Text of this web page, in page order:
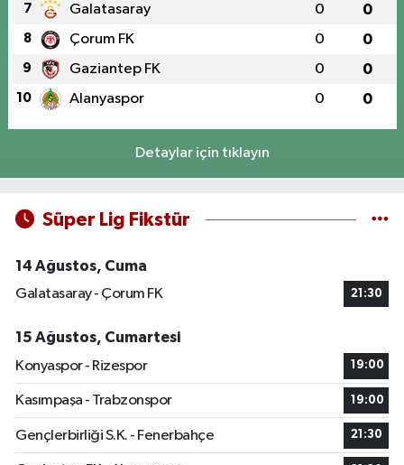
7 Galatasaray 0 0
8 Çorum FK 0 0
9 Gaziantep FK 0 0
10 Alanyaspor 0 0
Detaylar için tıklayın
Süper Lig Fikstür
14 Ağustos, Cuma
Galatasaray - Çorum FK
21:30
15 Ağustos, Cumartesi
Konyaspor - Rizespor
19:00
Kasımpaşa - Trabzonspor 19:00
Gençlerbirliği S.K. - Fenerbahçe 21:30